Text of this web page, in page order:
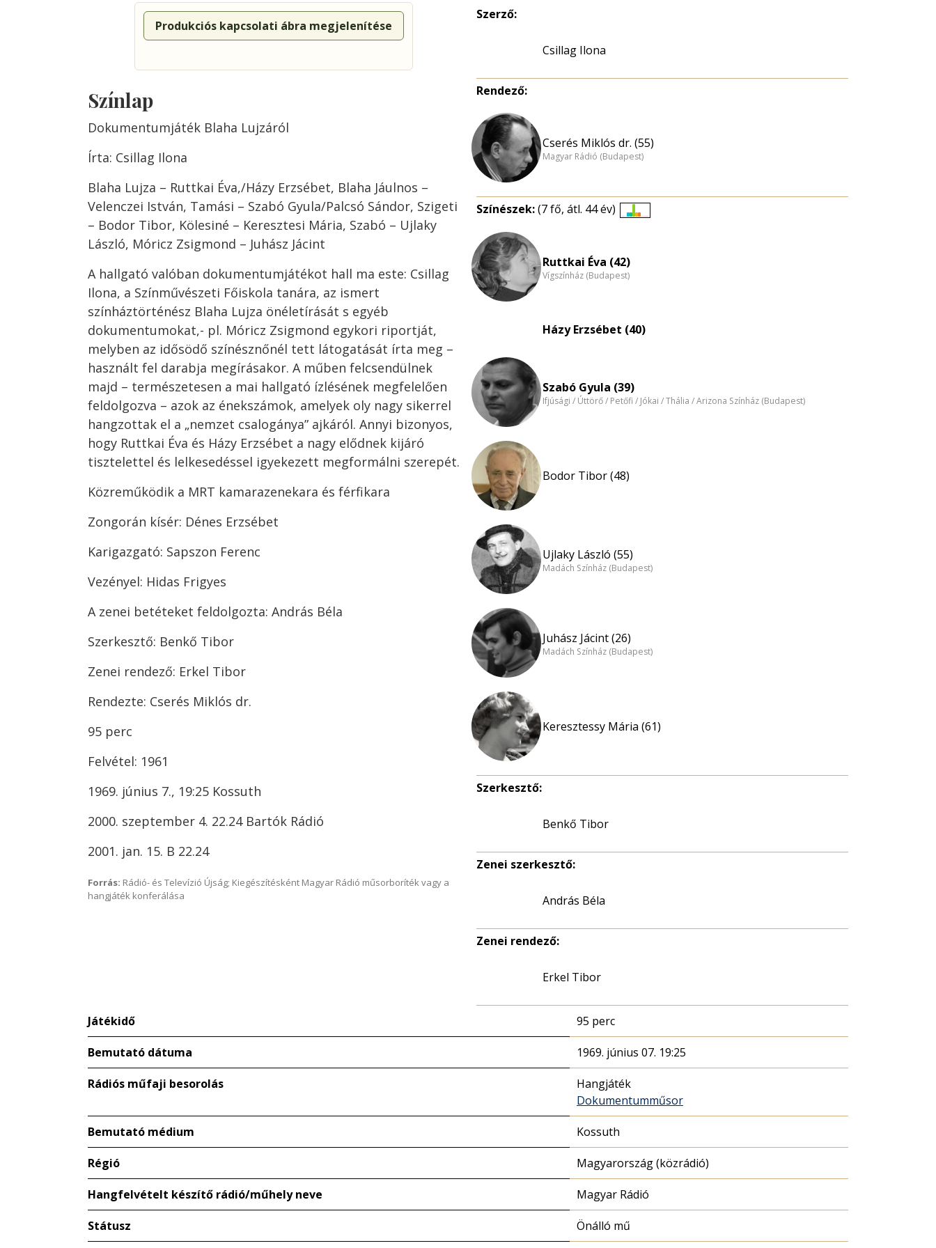
Produkciós kapcsolati ábra megjelenítése
Színlap
Dokumentumjáték Blaha Lujzáról
Írta: Csillag Ilona
Blaha Lujza – Ruttkai Éva,/Házy Erzsébet, Blaha Jáulnos –
Velenczei István, Tamási – Szabó Gyula/Palcsó Sándor, Szigeti
– Bodor Tibor, Kölesiné – Keresztesi Mária, Szabó – Ujlaky
László, Móricz Zsigmond – Juhász Jácint
A hallgató valóban dokumentumjátékot hall ma este: Csillag
Ilona, a Színművészeti Főiskola tanára, az ismert
színháztörténész Blaha Lujza önéletírását s egyéb
dokumentumokat,- pl. Móricz Zsigmond egykori riportját,
melyben az idősödő színésznőnél tett látogatását írta meg –
használt fel darabja megírásakor. A műben felcsendülnek
majd – természetesen a mai hallgató ízlésének megfelelően
feldolgozva – azok az énekszámok, amelyek oly nagy sikerrel
hangzottak el a „nemzet csalogánya” ajkáról. Annyi bizonyos,
hogy Ruttkai Éva és Házy Erzsébet a nagy elődnek kijáró
tisztelettel és lelkesedéssel igyekezett megformálni szerepét.
Közreműködik a MRT kamarazenekara és férfikara
Zongorán kísér: Dénes Erzsébet
Karigazgató: Sapszon Ferenc
Vezényel: Hidas Frigyes
A zenei betéteket feldolgozta: András Béla
Szerkesztő: Benkő Tibor
Zenei rendező: Erkel Tibor
Rendezte: Cserés Miklós dr.
95 perc
Felvétel: 1961
1969. június 7., 19:25 Kossuth
2000. szeptember 4. 22.24 Bartók Rádió
2001. jan. 15. B 22.24
Forrás: Rádió- és Televízió Újság; Kiegészítésként Magyar Rádió műsorboríték vagy a
hangjáték konferálása
Szerző:
Csillag Ilona
Rendező:
Cserés Miklós dr. (55)
Magyar Rádió (Budapest)
Színészek:(7 fő, átl. 44 év)
Ruttkai Éva (42)
Vígszínház (Budapest)
Házy Erzsébet (40)
Szabó Gyula (39)
Ifjúsági / Úttörő / Petőfi / Jókai / Thália / Arizona Színház (Budapest)
Bodor Tibor (48)
Ujlaky László (55)
Madách Színház (Budapest)
Juhász Jácint (26)
Madách Színház (Budapest)
Keresztessy Mária (61)
Szerkesztő:
Benkő Tibor
Zenei szerkesztő:
András Béla
Zenei rendező:
Erkel Tibor
Játékidő 95 perc
Bemutató dátuma 1969. június 07. 19:25
Rádiós műfaji besorolás
Hangjáték
Dokumentumműsor
Bemutató médium Kossuth
Régió Magyarország (közrádió)
Hangfelvételt készítő rádió/műhely neve Magyar Rádió
Státusz Önálló mű